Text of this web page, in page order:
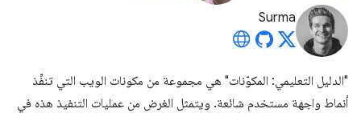
Surma
"الدليل التعليمي: المكوّنات" هي مجموعة من مكونات الويب التي تنفِّذ
أنماط واجهة مستخدم شائعة. ويتمثل الغرض من عمليات التنفيذ هذه في